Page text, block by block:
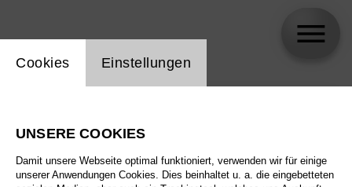
Alle Sparten
Alle Spielstätten
Einstellung Website Cookie
Cookies Einstellungen
UNSERE COOKIES
Damit unsere Webseite optimal funktioniert, verwenden wir für einige
unserer Anwendungen Cookies. Dies beinhaltet u. a. die eingebetteten